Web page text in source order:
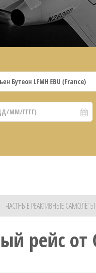
ЧАСТНЫЕ РЕАКТИВНЫЕ
рейс от